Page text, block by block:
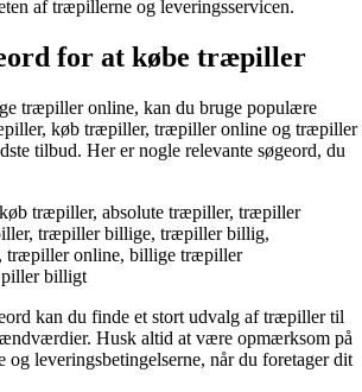
af træpillerne og leveringsservicen.
for at købe træpiller
træpiller online, kan du bruge populære
køb træpiller, træpiller online og træpiller
tilbud. Her er nogle relevante søgeord, du
træpiller, absolute træpiller, træpiller
træpiller billige, træpiller billig,
træpiller online, billige træpiller
billigt
kan du finde et stort udvalg af træpiller til
Husk altid at være opmærksom på
leveringsbetingelserne, når du foretager dit